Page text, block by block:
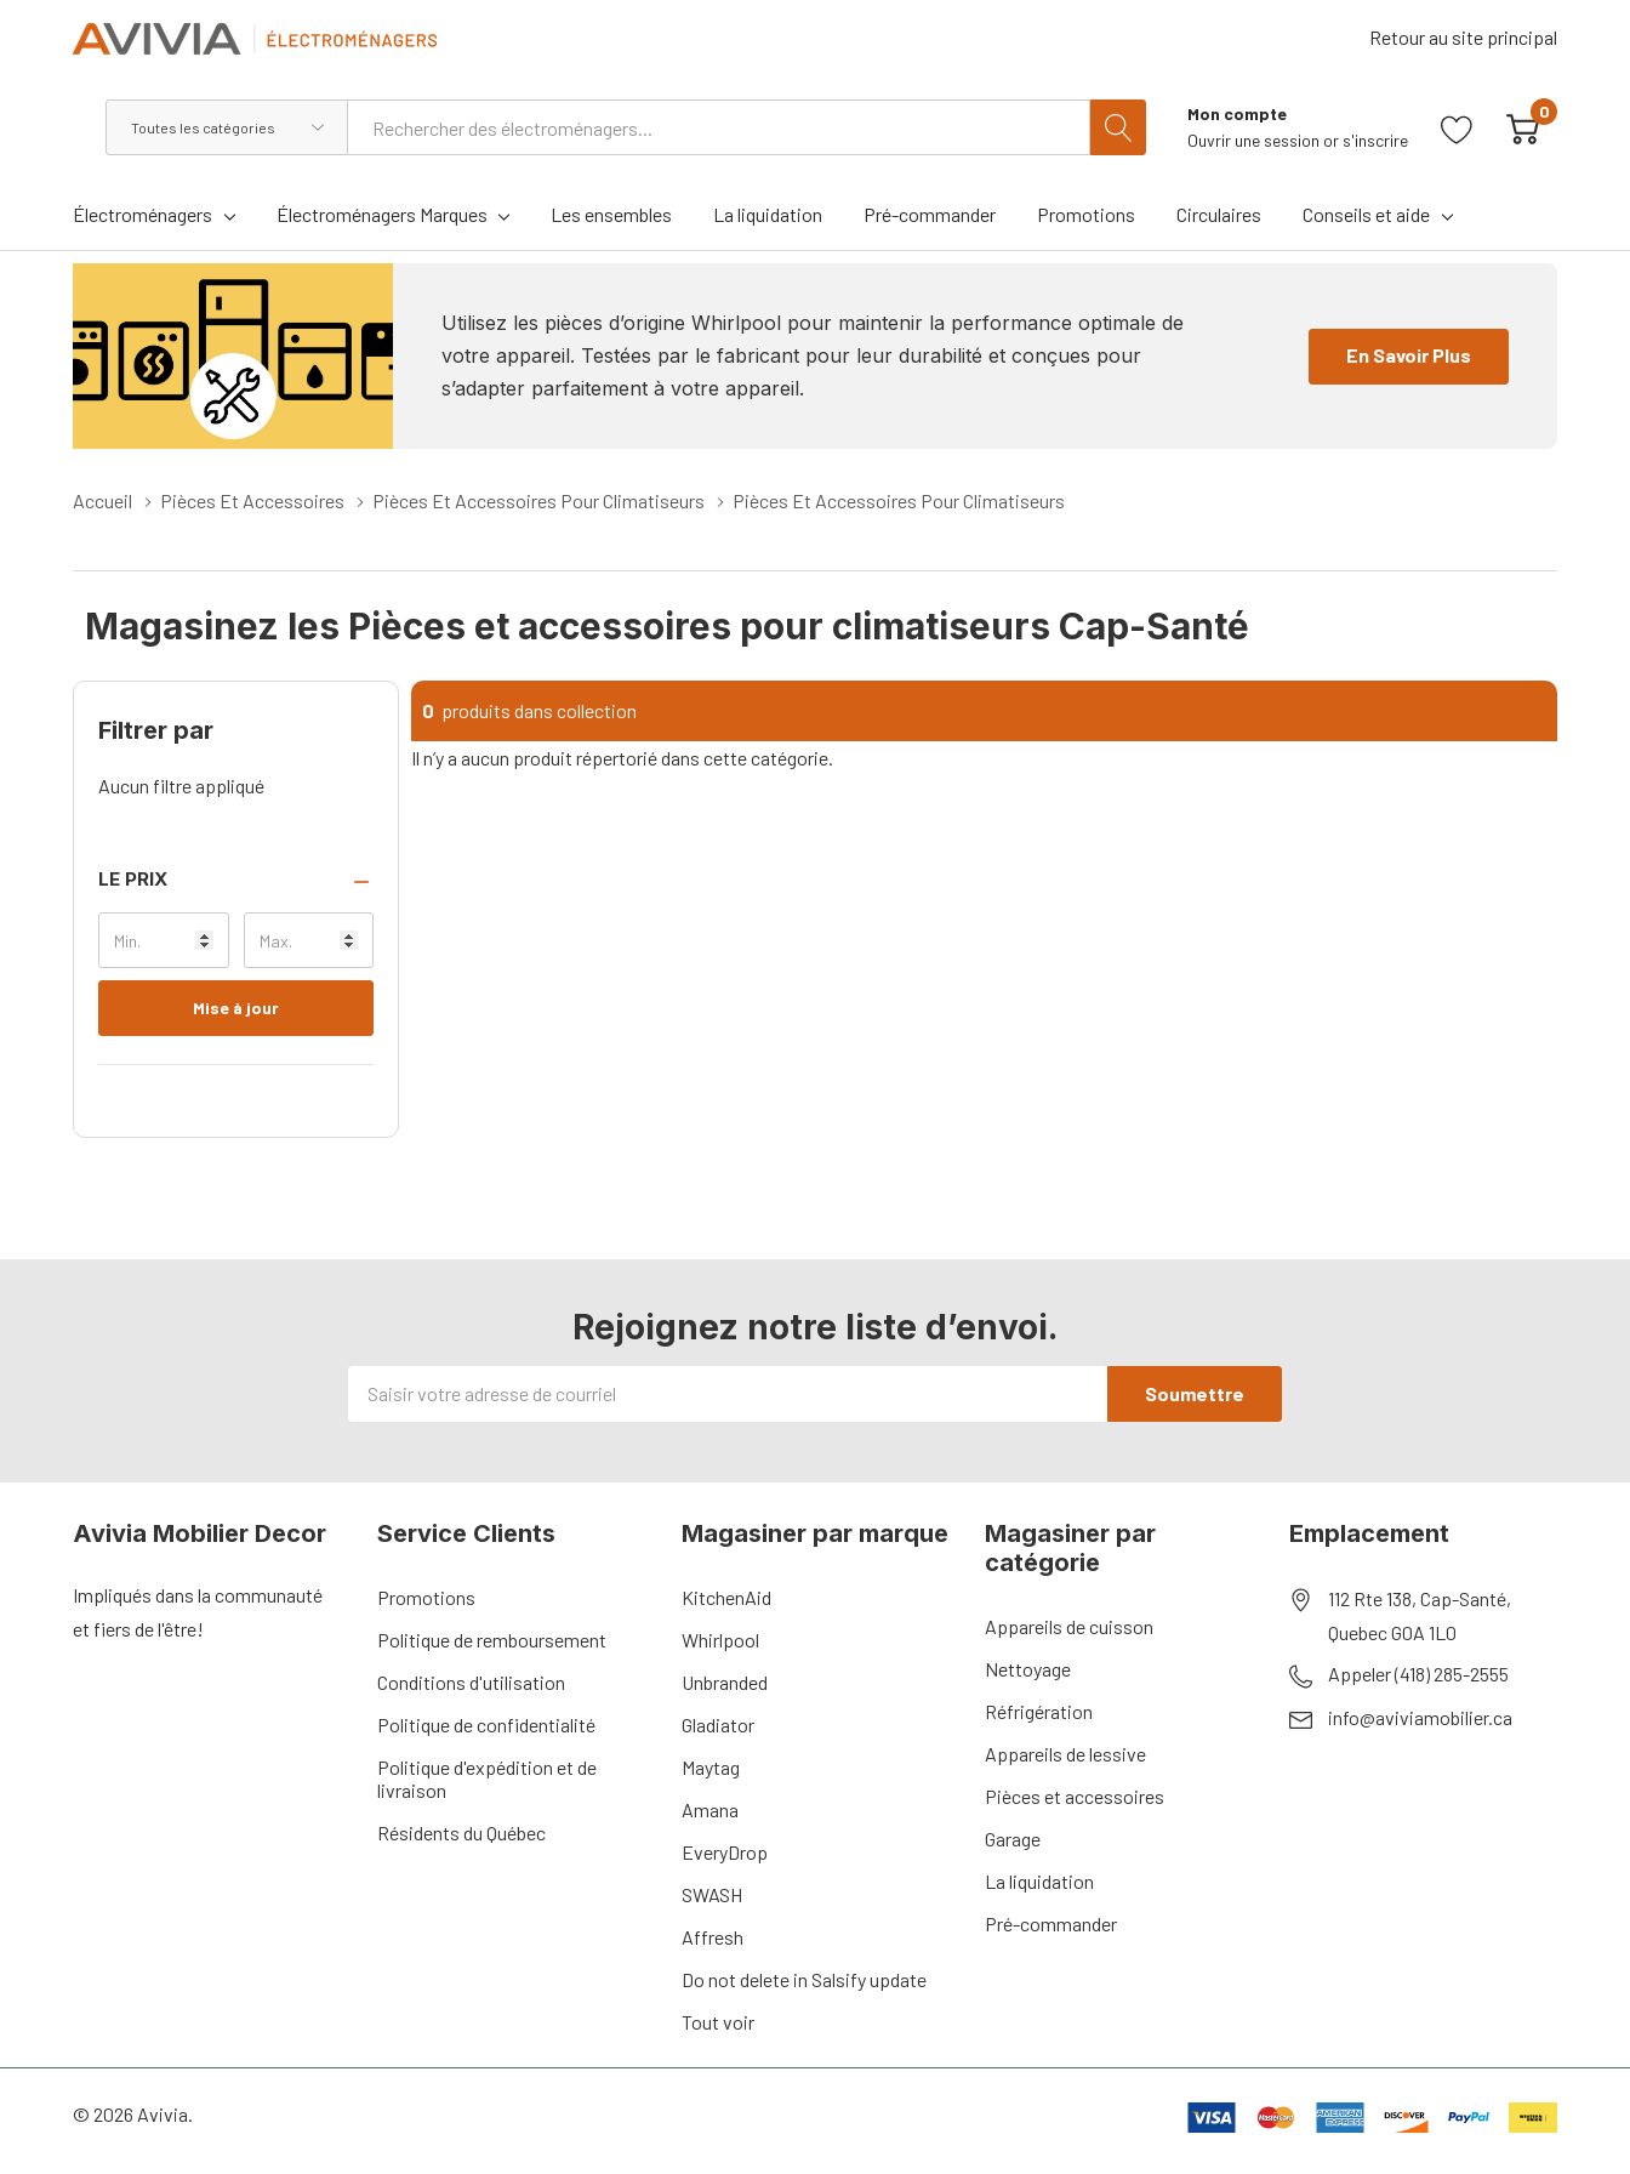
Retour au site principal
les
Mon compte
Ouvrir une session or s'inscrire
0
Électroménagers Électroménagers Marques Les ensembles La liquidation Pré-commander Promotions Circulaires Conseils et aide
Utilisez les pièces d’origine Whirlpool pour maintenir la performance optimale de
votre appareil. Testées par le fabricant pour leur durabilité et conçues pour
s’adapter parfaitement à votre appareil.
En Savoir Plus
Accueil Pièces Et Accessoires Pièces Et Accessoires Pour Climatiseurs Pièces Et Accessoires Pour Climatiseurs
Magasinez les Pièces et accessoires pour climatiseurs Cap-Santé
Filtrer par
Aucun filtre appliqué
LE PRIX
Mise à jour
0 produits dans collection
Il n’y a aucun produit répertorié dans cette catégorie.
Rejoignez notre liste d’envoi.
de
Avivia Mobilier Decor
Impliqués dans la communauté
et fiers de l'être!
Service Clients
Promotions
Politique de remboursement
Conditions d'utilisation
Politique de confidentialité
Politique d'expédition et de
livraison
Résidents du Québec
Magasiner par marque
KitchenAid
Whirlpool
Unbranded
Gladiator
Maytag
Amana
EveryDrop
SWASH
Affresh
Do not delete in Salsify update
Tout voir
Magasiner par
catégorie
Appareils de cuisson
Nettoyage
Réfrigération
Appareils de lessive
Pièces et accessoires
Garage
La liquidation
Pré-commander
Emplacement
112 Rte 138, Cap-Santé,
Quebec G0A 1L0
Appeler (418) 285-2555
info@aviviamobilier.ca
© 2026 Avivia.